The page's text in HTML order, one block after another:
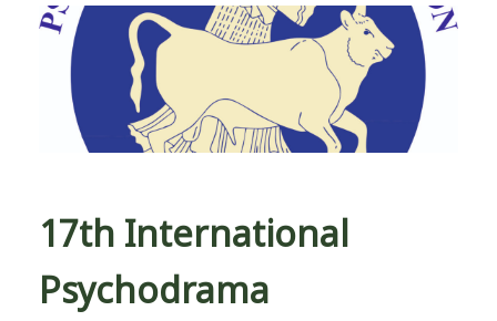
17th International
Psychodrama